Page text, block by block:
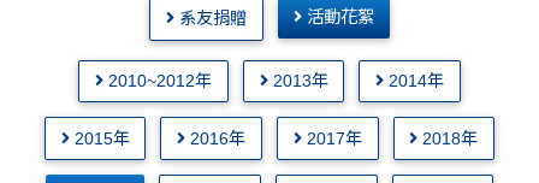
系友捐贈 活動花絮
2010~2012年 2013年 2014年
2015年 2016年 2017年 2018年